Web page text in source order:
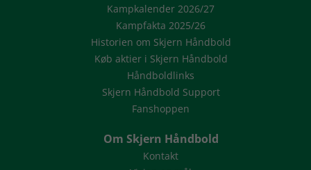
Kampkalender 2026/27
Kampfakta 2025/26
Historien om Skjern Håndbold
Køb aktier i Skjern Håndbold
Håndboldlinks
Skjern Håndbold Support
Fanshoppen
Om Skjern Håndbold
Kontakt